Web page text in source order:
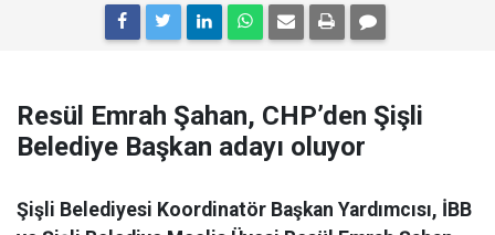
Resül Emrah Şahan, CHP’den Şişli
Belediye Başkan adayı oluyor
Şişli Belediyesi Koordinatör Başkan Yardımcısı, İBB